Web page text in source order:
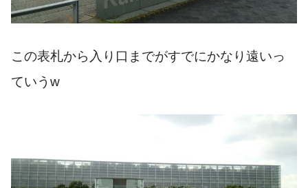
この表札から入り口までがすでにかなり遠いっ
ていうw